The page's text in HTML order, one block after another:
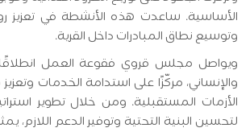
الأساسية. ساعدت هذه الأنشطة في تعزيز
وتوسيع نطاق المبادرات داخل القرية.
ويواصل مجلس قروي فقوعة العمل
والإنساني، مركّزًا على استدامة الخدمات
الأزمات المستقبلية. ومن خلال تطوير
لتحسين البنية التحتية وتوفير الدعم